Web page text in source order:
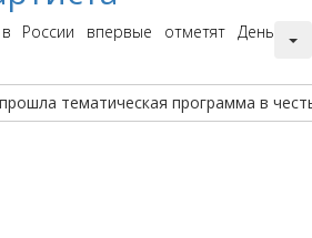
России впервые отметят День
тематическая программа в